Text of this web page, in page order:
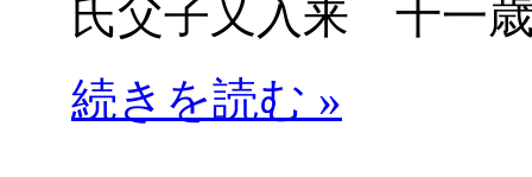
氏父子又入来 十一
続きを読む »